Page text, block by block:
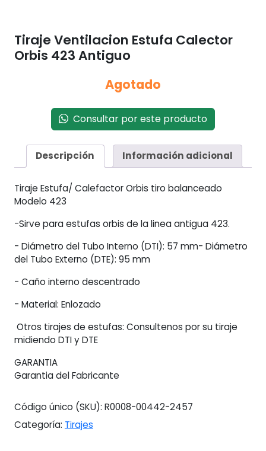
Tiraje Ventilacion Estufa Calector
Orbis 423 Antiguo
Agotado
Consultar por este producto
Descripción Información adicional
Tiraje Estufa/ Calefactor Orbis tiro balanceado
Modelo 423
-Sirve para estufas orbis de la linea antigua 423.
- Diámetro del Tubo Interno (DTI): 57 mm- Diámetro
del Tubo Externo (DTE): 95 mm
- Caño interno descentrado
- Material: Enlozado
Otros tirajes de estufas: Consultenos por su tiraje
midiendo DTI y DTE
GARANTIA
Garantia del Fabricante
Código único (SKU): R0008-00442-2457
Categoría: Tirajes